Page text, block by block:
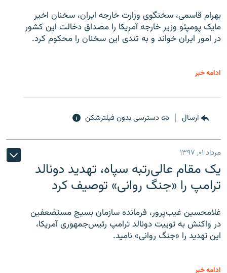
بهرام قاسمی، سخنگوی وزارت خارجه ایران، سخنان اخیر
مایک پومپئو وزیر خارجه آمریکا را مصداق دخالت این کشور
در امور ایران خواند و به تندی این سخنان را محکوم کرد.
ادامه خبر
ارسال دسترسی بدون فیلترشکن
مرداد ۰۱, ۱۳۹۷
یک مقام عالی‌رتبه سپاه، تهدید دونالد
ترامپ را «جنگ روانی» توصیف کرد
غلامحسین غیب‌پرور، فرمانده سازمان بسیج مستضعفین
در واکنش به توییت دونالد ترامپ رئیس‌جمهوری آمریکا،
این تهدید را «جنگ روانی» نامید.
ادامه خبر